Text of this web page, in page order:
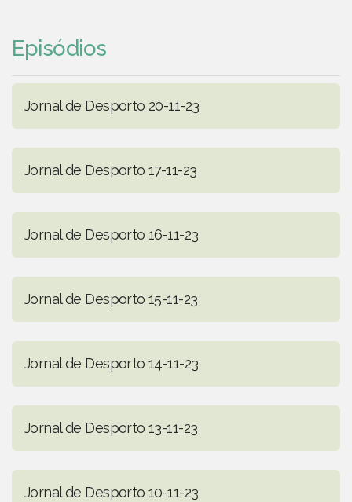
Episódios
Jornal de Desporto 20-11-23
Jornal de Desporto 17-11-23
Jornal de Desporto 16-11-23
Jornal de Desporto 15-11-23
Jornal de Desporto 14-11-23
Jornal de Desporto 13-11-23
Jornal de Desporto 10-11-23